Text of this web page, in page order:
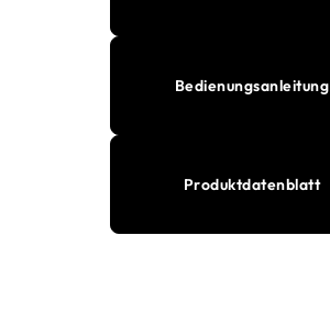
Bedienungsanleitung
Produktdatenblatt